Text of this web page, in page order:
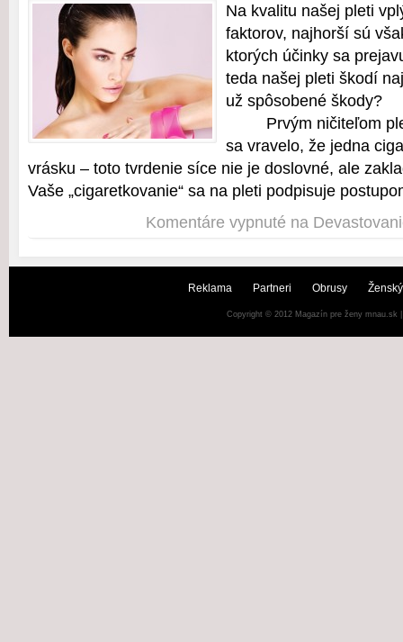
Na kvalitu našej pleti
faktorov, najhorší sú
ktorých účinky sa
teda našej pleti škodí
už spôsobené
Prvým ničiteľom
sa vravelo, že jedna
vrásku – toto tvrdenie síce nie je doslovné, ale
Vaše „cigaretkovanie“ sa na pleti podpisuje
Komentáre vypnuté na
Reklama Partneri Obrusy
Copyright © 2012 Magazín pre ženy mnau.sk